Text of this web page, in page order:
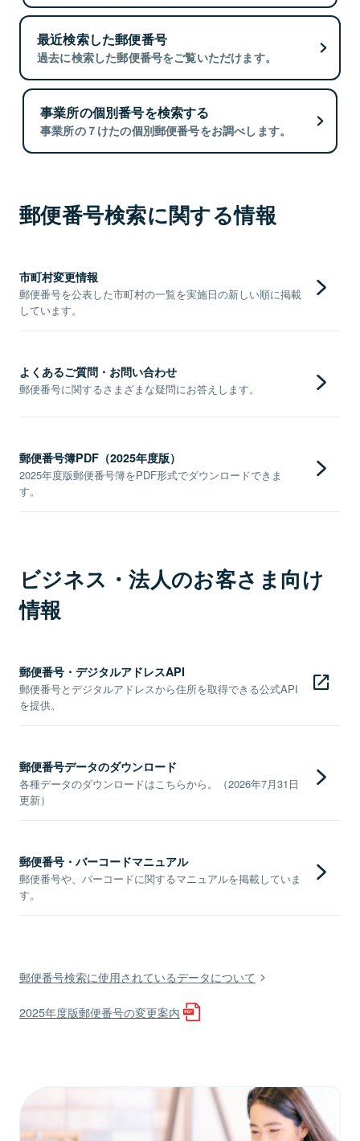
最近検索した郵便番号
過去に検索した郵便番号をご覧いただけます。
事業所の個別番号を検索する
事業所の７けたの個別郵便番号をお調べします。
郵便番号検索に関する情報
市町村変更情報
郵便番号を公表した市町村の一覧を実施日の新しい順に掲載
しています。
よくあるご質問・お問い合わせ
郵便番号に関するさまざまな疑問にお答えします。
郵便番号簿PDF（2025年度版）
2025年度版郵便番号簿をPDF形式でダウンロードできま
す。
ビジネス・法人のお客さま向け
情報
郵便番号・デジタルアドレスAPI
郵便番号とデジタルアドレスから住所を取得できる公式API
を提供。
郵便番号データのダウンロード
各種データのダウンロードはこちらから。（2026年7月31日
更新）
郵便番号・バーコードマニュアル
郵便番号や、バーコードに関するマニュアルを掲載していま
す。
郵便番号検索に使用されているデータについて
2025年度版郵便番号の変更案内